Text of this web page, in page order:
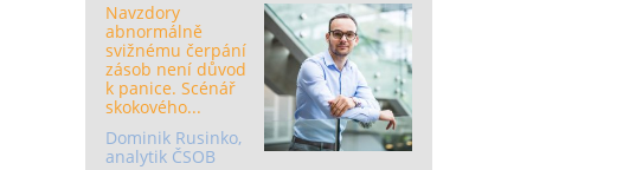
Navzdory
abnormálně
svižnému čerpání
zásob není důvod
k panice. Scénář
skokového...
Dominik Rusinko,
analytik ČSOB